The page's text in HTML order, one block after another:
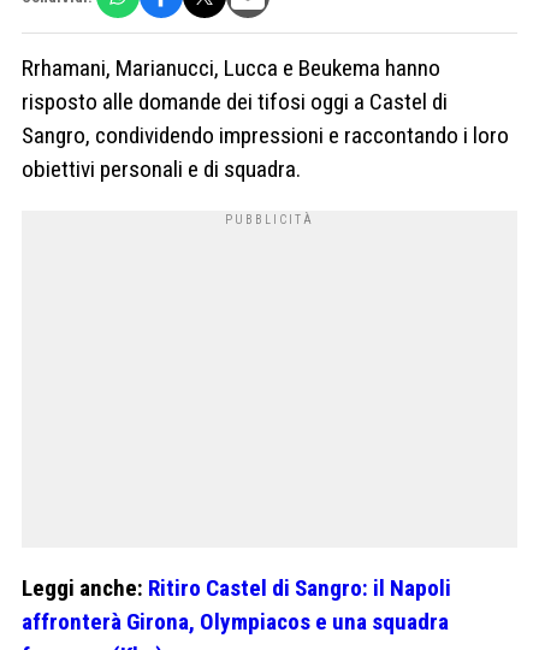
Rrhamani, Marianucci, Lucca e Beukema hanno
risposto alle domande dei tifosi oggi a Castel di
Sangro, condividendo impressioni e raccontando i loro
obiettivi personali e di squadra.
Leggi anche: Ritiro Castel di Sangro: il Napoli
affronterà Girona, Olympiacos e una squadra